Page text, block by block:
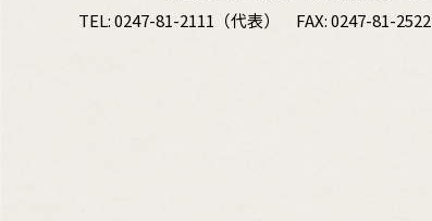
TEL:0247-81-2111 （代表） FAX: 0247-81-2522